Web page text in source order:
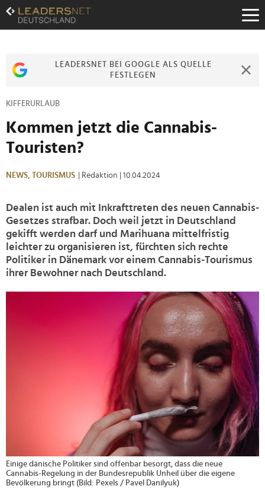
Zum
Inhalt
Zur
Zur
LEADERSNET BEI GOOGLE ALS QUELLE
FESTLEGEN
KIFFERURLAUB
Kommen jetzt die Cannabis-
Touristen?
NEWS, TOURISMUS | Redaktion | 10.04.2024
Dealen ist auch mit Inkrafttreten des neuen Cannabis-
Gesetzes strafbar. Doch weil jetzt in Deutschland
gekifft werden darf und Marihuana mittelfristig
leichter zu organisieren ist, fürchten sich rechte
Politiker in Dänemark vor einem Cannabis-Tourismus
ihrer Bewohner nach Deutschland.
Einige dänische Politiker sind offenbar besorgt, dass die neue
Cannabis-Regelung in der Bundesrepublik Unheil über die eigene
Bevölkerung bringt (Bild: Pexels / Pavel Danilyuk)